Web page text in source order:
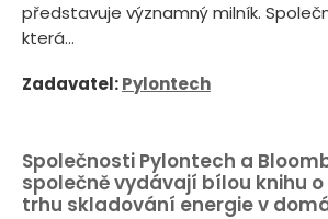
představuje významný milník.
která...
Zadavatel:Pylontech
Společnosti Pylontech a
společně vydávají bílou knihu
trhu skladování energie v